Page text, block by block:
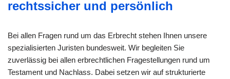
rechtssicher und persönlich
Bei allen Fragen rund um das Erbrecht stehen Ihnen unsere
spezialisierten Juristen bundesweit. Wir begleiten Sie
zuverlässig bei allen erbrechtlichen Fragestellungen rund um
Testament und Nachlass. Dabei setzen wir auf strukturierte